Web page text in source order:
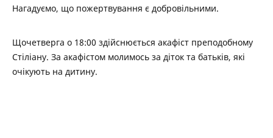
Нагадуємо, що пожертвування є добровільними.
Щочетверга о 18:00 здійснюється акафіст преподобному
Стіліану. За акафістом молимось за діток та батьків, які
очікують на дитину.